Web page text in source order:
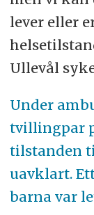
lever eller
Ullevål
Under
tvillingpar
tilstanden
uavklart.
barna var